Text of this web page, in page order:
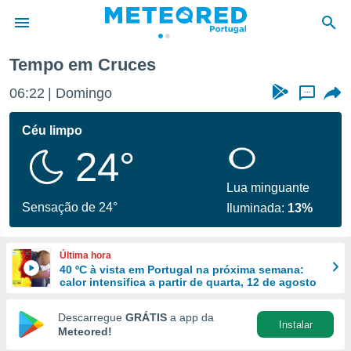
da
foi
fornecidas
a este
das
e
forma
digital
Tempo em Cruces
06:22 Domingo ...
Céu limpo
24°
Sensação de 24°
Lua minguante
Iluminada: 13%
Última hora
40 ºC à vista em Portugal na próxima semana:
calor intensifica a partir de quarta, 12 de agosto
Descarregue GRÁTIS a app da
Meteored!
Instalar